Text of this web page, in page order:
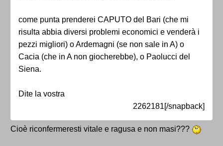
come punta prenderei CAPUTO del Bari (che mi
risulta abbia diversi problemi economici e venderà i
pezzi migliori) o Ardemagni (se non sale in A) o
Cacia (che in A non giocherebbe), o Paolucci del
Siena.
Dite la vostra
2262181[/snapback]
Cioè riconfermeresti vitale e ragusa e non masi???